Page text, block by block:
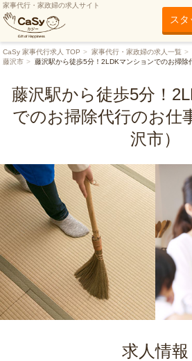
家事代行・家政婦の求人サイト
ス
CaSy 家事代行求人 TOP 家事代行・家政婦の求人一覧
藤沢市
藤沢駅から徒歩5分！2LDKマンションでのお掃除
藤沢駅から徒歩5分！
でのお掃除代行のお仕
沢市）
求人情報